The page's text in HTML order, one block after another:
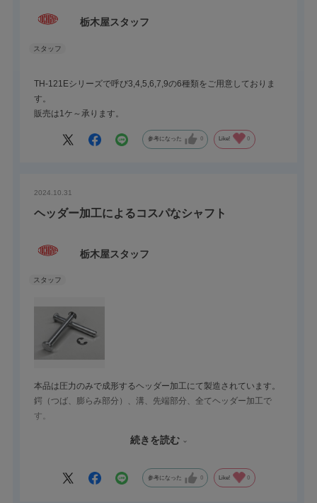
栃木屋スタッフ
TH-121Eシリーズで呼び3,4,5,6,7,9の6種類をご用意しておりま
す。
販売は1ケ～承ります。
参考になった 0 Like! 0
2024.10.31
ヘッダー加工によるコスパなシャフト
栃木屋スタッフ
本品は圧力のみで成形するヘッダー加工にて製造されています。
鍔（つば、膨らみ部分）、溝、先端部分、全てヘッダー加工で
す。
大量生産に適した加工方法ではありますが、当社品では単品より
続きを読む
参考になった 0 Like! 0